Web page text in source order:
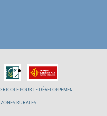
POUR LE DÉVELOPPEMENT
ZONES RURALES